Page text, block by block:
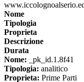
Nome
Tipologia
Proprieta
Descrizione
Durata
Nome: _pk_id.1.8f41
Tipologia: analitico
Proprieta: Prime Parti